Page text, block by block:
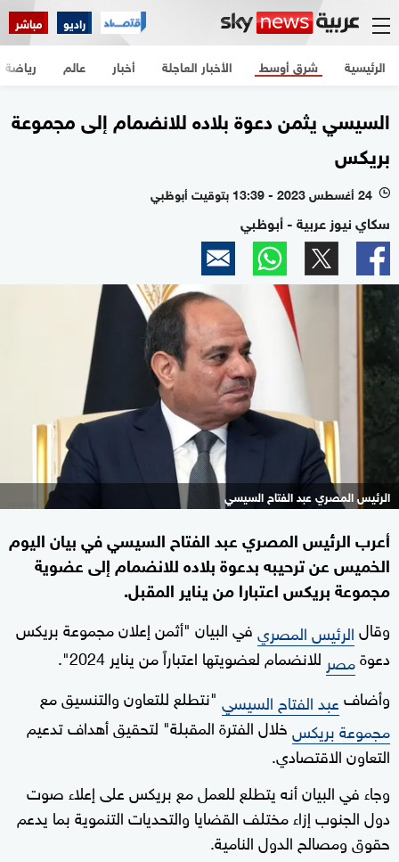
راديو مباشر
الرئيسية الأخبار العاجلة أخبار شرق أوسط عالم رياضة
السيسي يثمن دعوة بلاده للانضمام إلى مجموعة
بريكس
l 24 أغسطس 2023 - 13:39 بتوقيت أبوظبي
سكاي نيوز عربية - أبوظبي
الرئيس المصري عبد الفتاح السيسي
أعرب الرئيس المصري عبد الفتاح السيسي في بيان اليوم
الخميس عن ترحيبه بدعوة بلاده للانضمام إلى عضوية
مجموعة بريكس اعتبارا من يناير المقبل.
وقالالرئيس المصريفي البيان "أثمن إعلان مجموعة بريكس
دعوةمصر للانضمام لعضويتها اعتباراً من يناير 2024".
وأضافعبد الفتاح السيسي "نتطلع للتعاون والتنسيق مع
مجموعة بريكسخلال الفترة المقبلة" لتحقيق أهداف تدعيم
التعاون الاقتصادي.
وجاء في البيان أنه يتطلع للعمل مع بريكس على إعلاء صوت
دول الجنوب إزاء مختلف القضايا والتحديات التنموية بما يدعم
حقوق ومصالح الدول النامية.